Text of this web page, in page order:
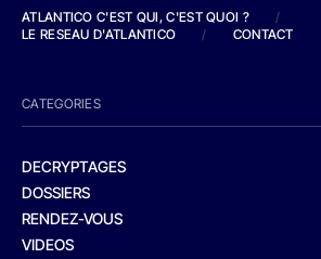
ATLANTICO C'EST QUI, C'EST QUOI ?
/
LE RESEAU D'ATLANTICO
/ CONTACT
CATEGORIES
DECRYPTAGES
DOSSIERS
RENDEZ-VOUS
VIDEOS